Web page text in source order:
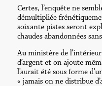
Certes, l’enquête ne
démultipliée
soixante pistes seront
chaudes abandonnées
Au ministère de
d’argent et on ajoute
l’aurait été sous forme
« jamais on ne distribue